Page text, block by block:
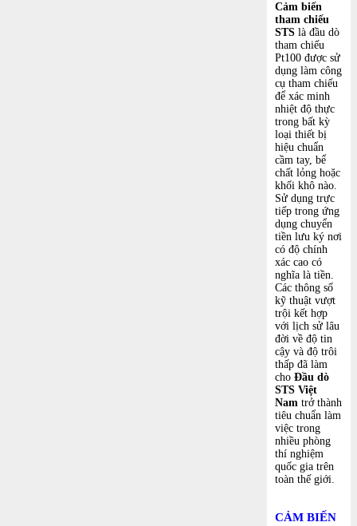
Cảm biến
tham chiếu
STS là đầu dò
tham chiếu
Pt100 được sử
dụng làm công
cụ tham chiếu
để xác minh
nhiệt độ thực
trong bất kỳ
loại thiết bị
hiệu chuẩn
cầm tay, bể
chất lỏng hoặc
khối khô nào.
Sử dụng trực
tiếp trong ứng
dụng chuyển
tiền lưu ký nơi
có độ chính
xác cao có
nghĩa là tiền.
Các thông số
kỹ thuật vượt
trội kết hợp
với lịch sử lâu
đời về độ tin
cậy và độ trôi
thấp đã làm
cho Đầu dò
STS Việt
Nam trở thành
tiêu chuẩn làm
việc trong
nhiều phòng
thí nghiệm
quốc gia trên
toàn thế giới.
CẢM BIẾN